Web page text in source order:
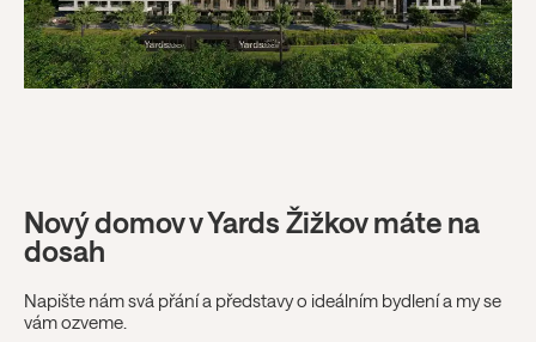
Nový domov v Yards Žižkov máte na
dosah
Napište nám svá přání a představy o ideálním bydlení a my se
vám ozveme.